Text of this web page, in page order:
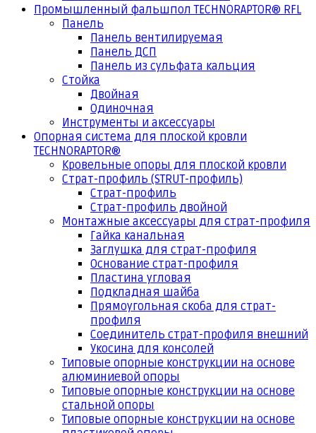
Промышленный фальшпол TECHNORAPTOR® RFL
Панель
Панель вентилируемая
Панель ДСП
Панель из сульфата кальция
Стойка
Двойная
Одиночная
Инструменты и аксессуары
Опорная система для плоской кровли
TECHNORAPTOR®
Кровельные опоры для плоской кровли
Страт-профиль (STRUT-профиль)
Страт-профиль
Страт-профиль двойной
Монтажные аксессуары для страт-профиля
Гайка канальная
Заглушка для страт-профиля
Основание страт-профиля
Пластина угловая
Подкладная шайба
Прямоугольная скоба для страт-
профиля
Соединитель страт-профиля внешний
Укосина для консолей
Типовые опорные конструкции на основе
алюминиевой опоры
Типовые опорные конструкции на основе
стальной опоры
Типовые опорные конструкции на основе